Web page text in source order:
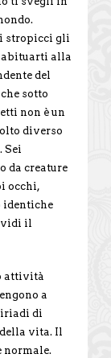
stropicci gli
abituarti alla
del
sotto
non è un
diverso
Sei
da creature
occhi,
identiche
il
attività
a
di
vita. Il
normale.